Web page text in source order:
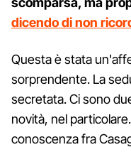
dicendo di non
Questa è stata
sorprendente. La
secretata. Ci sono
novità, nel
conoscenza fra